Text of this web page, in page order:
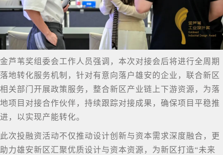
金芦苇奖组委会工作人员强调，本次对接会后将进行全周期
落地转化服务机制，针对有意向落户雄安的企业，联合新区
相关部门开展政策服务，整合新区产业链上下游资源，为落
地项目对接合作伙伴，持续跟踪对接成果，确保项目平稳推
进，以实现产能转化。
此次投融资活动不仅推动设计创新与资本需求深度融合，更
助力雄安新区汇聚优质设计与资本资源，为新区打造“未来